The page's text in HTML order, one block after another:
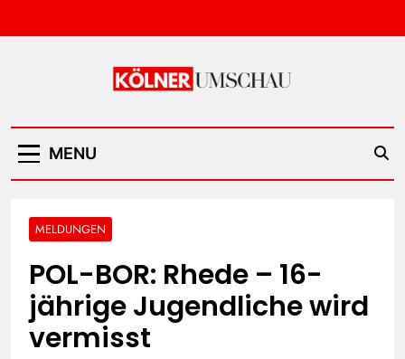
to
Kölner Umschau
MENU
MELDUNGEN
POL-BOR: Rhede – 16-
jährige Jugendliche wird
vermisst